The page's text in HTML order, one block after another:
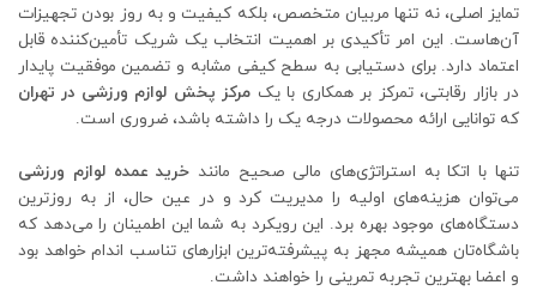
تمایز اصلی، نه تنها مربیان متخصص، بلکه کیفیت و به ‌روز بودن تجهیزات
آن‌هاست. این امر تأکیدی بر اهمیت انتخاب یک شریک تأمین‌کننده قابل
اعتماد دارد. برای دستیابی به سطح کیفی مشابه و تضمین موفقیت پایدار
در بازار رقابتی، تمرکز بر همکاری با یک مرکز پخش لوازم ورزشی در تهران
که توانایی ارائه محصولات درجه یک را داشته باشد، ضروری است.
تنها با اتکا به استراتژی‌های مالی صحیح مانند خرید عمده لوازم ورزشی
می‌توان هزینه‌های اولیه را مدیریت کرد و در عین حال، از به‌ روزترین
دستگاه‌های موجود بهره برد. این رویکرد به شما این اطمینان را می‌دهد که
باشگاه‌تان همیشه مجهز به پیشرفته‌ترین ابزارهای تناسب اندام خواهد بود
و اعضا بهترین تجربه تمرینی را خواهند داشت.